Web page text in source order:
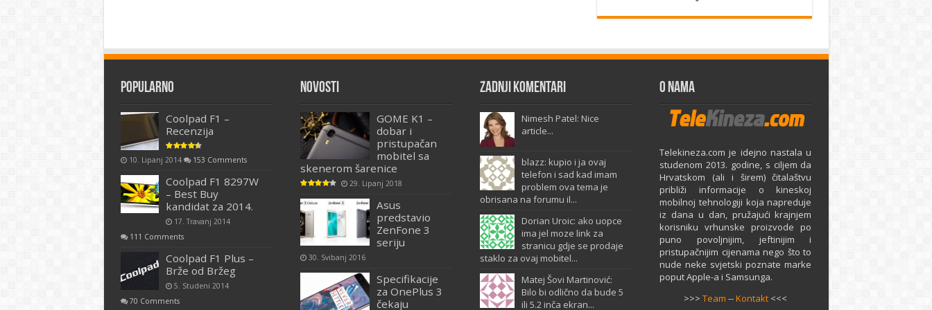
Popularno
Coolpad F1 –
Recenzija
10. Lipanj 2014 153 Comments
Coolpad F1 8297W
– Best Buy
kandidat za 2014.
17. Travanj 2014
111 Comments
Coolpad F1 Plus –
Brže od Bržeg
5. Studeni 2014
70 Comments
Novosti
GOME K1 –
dobar i
pristupačan
mobitel sa
skenerom šarenice
29. Lipanj 2018
Asus
predstavio
ZenFone 3
seriju
30. Svibanj 2016
Specifikacije
za OnePlus 3
čekaju
Zadnji komentari
Nimesh Patel: Nice
article...
blazz: kupio i ja ovaj
telefon i sad kad imam
problem ova tema je
obrisana na forumu il...
Dorian Uroic: ako uopce
ima jel moze link za
stranicu gdje se prodaje
staklo za ovaj mobitel...
Matej Šovi Martinović:
Bilo bi odlično da bude 5
ili 5.2 inča ekran...
O Nama
Telekineza.com je idejno nastala u
studenom 2013. godine, s ciljem da
Hrvatskom (ali i širem) čitalaštvu
približi informacije o kineskoj
mobilnoj tehnologiji koja napreduje
iz dana u dan, pružajući krajnjem
korisniku vrhunske proizvode po
puno povoljnijim, jeftinijim i
pristupačnijim cijenama nego što to
nude neke svjetski poznate marke
poput Apple-a i Samsunga.
>>>Team --Kontakt <<<